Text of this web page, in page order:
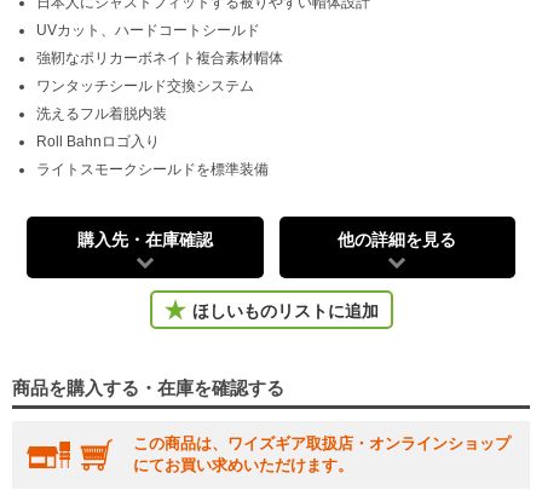
UVカット、ハードコートシールド
強靭なポリカーボネイト複合素材帽体
ワンタッチシールド交換システム
洗えるフル着脱内装
Roll Bahnロゴ入り
ライトスモークシールドを標準装備
購入先・在庫確認 他の詳細を見る
ほしいものリストに追加
商品を購入する・在庫を確認する
この商品は、ワイズギア取扱店・オンラインショップ
にてお買い求めいただけます。